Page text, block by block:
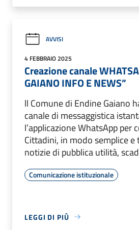
AVVISI
4 FEBBRAIO 2025
Creazione canale
GAIANO INFO E NEWS”
ll Comune di Endine Gaiano
canale di messaggistica
l’applicazione WhatsApp per
Cittadini, in modo semplice e
notizie di pubblica utilità,
Comunicazione istituzionale
LEGGI DI PIÙ